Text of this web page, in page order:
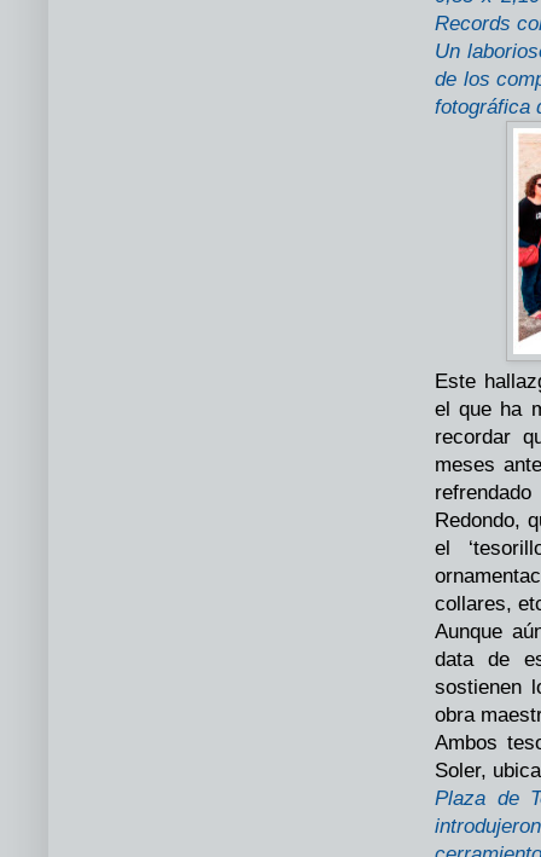
Records
Un
de los
fotográfica
Este
el que ha
recordar
meses
Redondo,
el
collares,
Aunque
data de
sostienen
obra
Ambos
Soler,
Plaza de